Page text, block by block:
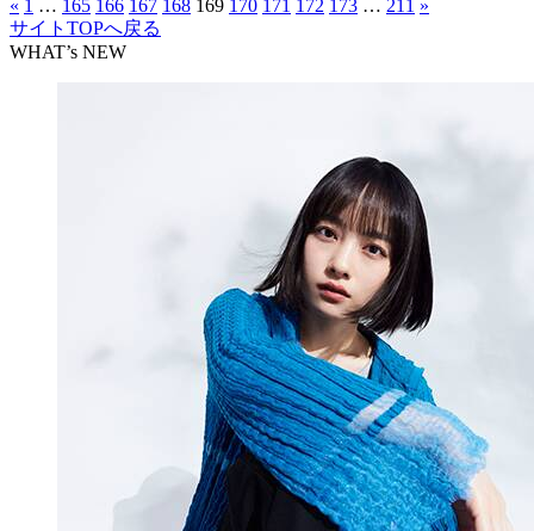
« 1 … 165 166 167 168 169 170 171 172 173 … 211 »
サイトTOPへ戻る
WHAT’s NEW